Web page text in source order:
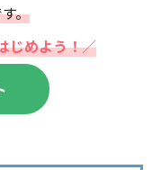
。
じめよう！／